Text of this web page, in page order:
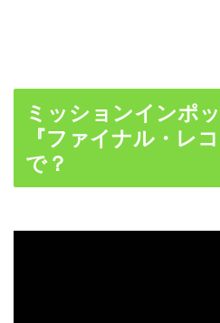
ミッションインポ
『ファイナル・レ
で？